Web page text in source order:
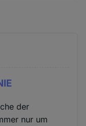
der
nur um